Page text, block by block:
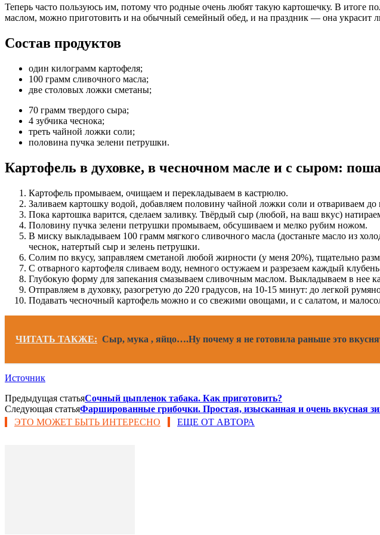
Теперь часто пользуюсь им, потому что родные очень любят такую картошечку. В итоге
маслом, можно приготовить и на обычный семейный обед, и на праздник — она
Состав продуктов
один килограмм картофеля;
100 грамм сливочного масла;
две столовых ложки сметаны;
70 грамм твердого сыра;
4 зубчика чеснока;
треть чайной ложки соли;
половина пучка зелени петрушки.
Картофель в духовке, в чесночном масле и с сыром:
Картофель промываем, очищаем и перекладываем в кастрюлю.
Заливаем картошку водой, добавляем половину чайной ложки соли и отвариваем
Пока картошка варится, сделаем заливку. Твёрдый сыр (любой, на ваш вкус)
Половину пучка зелени петрушки промываем, обсушиваем и мелко рубим ножом.
В миску выкладываем 100 грамм мягкого сливочного масла (достаньте масло из
чеснок, натертый сыр и зелень петрушки.
Солим по вкусу, заправляем сметаной любой жирности (у меня 20%), тщательно
С отварного картофеля сливаем воду, немного остужаем и разрезаем каждый
Глубокую форму для запекания смазываем сливочным маслом. Выкладываем в нее
Отправляем в духовку, разогретую до 220 градусов, на 10-15 минут: до легкой
Подавать чесночный картофель можно и со свежими овощами, и с салатом, и
ЧИТАТЬ ТАКЖЕ: Сыр, мука , яйцо….Ну почему я не готовила раньше это
Источник
Предыдущая статьяСочный цыпленок табака. Как приготовить?
Следующая статьяФаршированные грибочки. Простая, изысканная и очень вкусная
ЭТО МОЖЕТ БЫТЬ ИНТЕРЕСНО
ЕЩЕ ОТ АВТОРА